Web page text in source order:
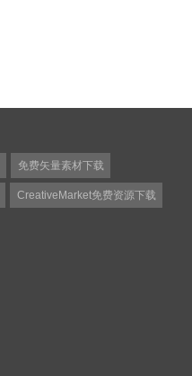
免费矢量素材下载
CreativeMarket免费资源下载